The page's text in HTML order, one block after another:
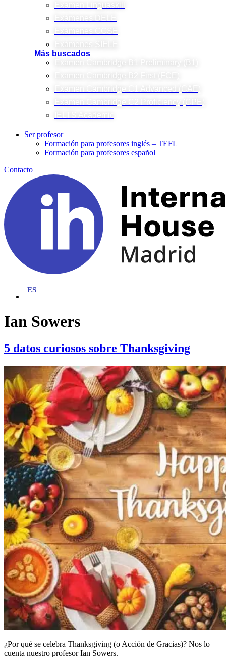
Examen Linguaskill
Exámenes DELE
Exámenes CCSE
Exámenes SIELE
Más buscados
Examen Cambridge B1 Preliminary (B1)
Examen Cambridge B2 First (FCE)
Examen Cambridge C1 Advanced (CAE)
Examen Cambridge C2 Proficiency (CPE)
IELTS Academic
Ser profesor
Formación para profesores inglés – TEFL
Formación para profesores español
Contacto
Ian Sowers
5 datos curiosos sobre Thanksgiving
¿Por qué se celebra Thanksgiving (o Acción de Gracias)? Nos lo
cuenta nuestro profesor Ian Sowers.